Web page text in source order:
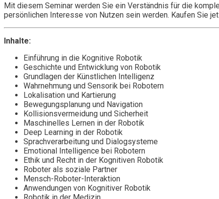
Mit diesem Seminar werden Sie ein Verständnis für die
persönlichen Interesse von Nutzen sein werden. Kaufen Sie
Inhalte:
Einführung in die Kognitive Robotik
Geschichte und Entwicklung von Robotik
Grundlagen der Künstlichen Intelligenz
Wahrnehmung und Sensorik bei Robotern
Lokalisation und Kartierung
Bewegungsplanung und Navigation
Kollisionsvermeidung und Sicherheit
Maschinelles Lernen in der Robotik
Deep Learning in der Robotik
Sprachverarbeitung und Dialogsysteme
Emotional Intelligence bei Robotern
Ethik und Recht in der Kognitiven Robotik
Roboter als soziale Partner
Mensch-Roboter-Interaktion
Anwendungen von Kognitiver Robotik